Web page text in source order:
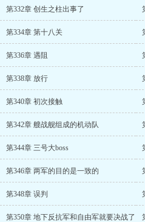
第332章 创生之柱出事了
第334章 第十八关
第336章 遇阻
第338章 放行
第340章 初次接触
第342章 艘战舰组成的机动队
第344章 三号大boss
第346章 两军的目的是一致的
第348章 误判
第350章 地下反抗军和自由军就要决战了